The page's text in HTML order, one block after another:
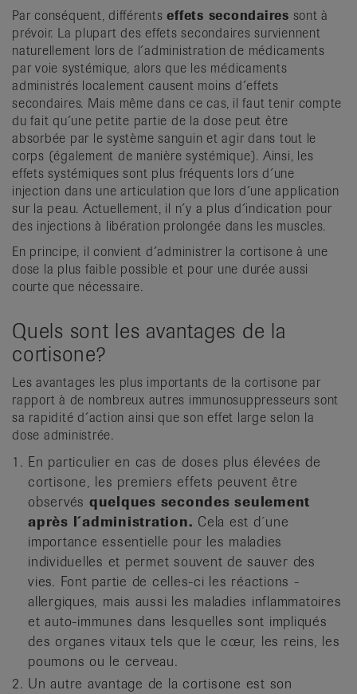
Par conséquent, différentseffets secondaires sont à
prévoir. La plupart des effets secondaires surviennent
naturellement lors de l´administration de médicaments
par voie systémique, alors que les médicaments
administrés localement causent moins d´effets
secondaires. Mais même dans ce cas, il faut tenir compte
du fait qu´une petite partie de la dose peut être
absorbée par le système sanguin et agir dans tout le
corps (également de manière systémique). Ainsi, les
effets systémiques sont plus fréquents lors d´une
injection dans une articulation que lors d´une application
sur la peau. Actuellement, il n´y a plus d´indication pour
des injections à libération prolongée dans les muscles.
En principe, il convient d´administrer la cortisone à une
dose la plus faible possible et pour une durée aussi
courte que nécessaire.
Quels sont les avantages de la
cortisone?
Les avantages les plus importants de la cortisone par
rapport à de nombreux autres immunosuppresseurs sont
sa rapidité d´action ainsi que son effet large selon la
dose administrée.
En particulier en cas de doses plus élevées de
cortisone, les premiers effets peuvent être
observés quelques secondes seulement
après l´administration. Cela est d´une
importance essentielle pour les maladies
individuelles et permet ­souvent de sauver des
vies. Font partie de celles-ci les réactions ­
allergiques, mais aussi les maladies inflammatoires
et auto-­immunes dans lesquelles sont impliqués
des organes vitaux tels que le cœur, les reins, les
poumons ou le cerveau.
Un autre avantage de la cortisone est son